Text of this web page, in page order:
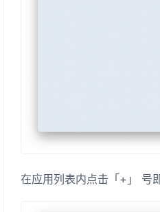
在应用列表内点击「+」 号